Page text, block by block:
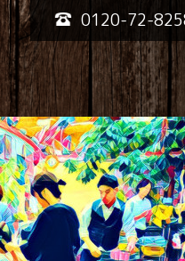
0120-72-